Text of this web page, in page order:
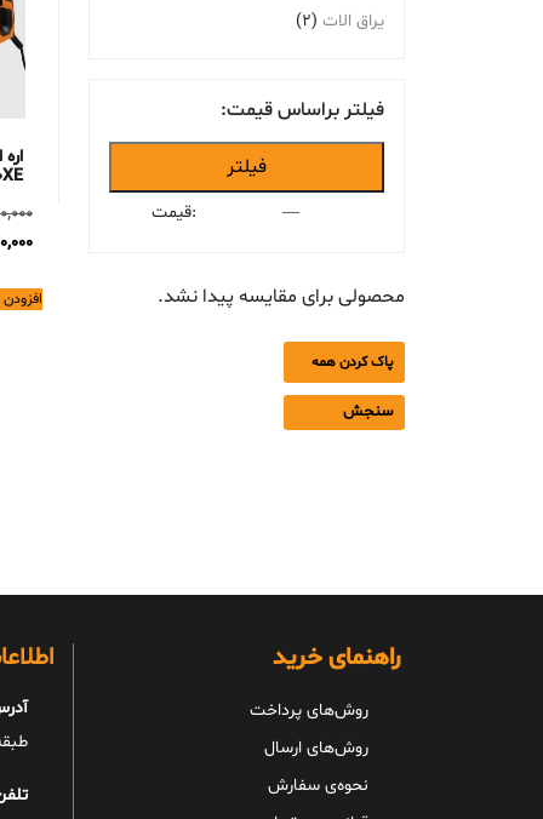
یراق الات (2)
فیلتر براساس قیمت:
فیلتر
قیمت: —
محصولی برای مقایسه پیدا نشد.
پاک کردن همه
سنجش
راهنمای خرید
روش‌های پرداخت
روش‌های ارسال
نحوه‌ی سفارش